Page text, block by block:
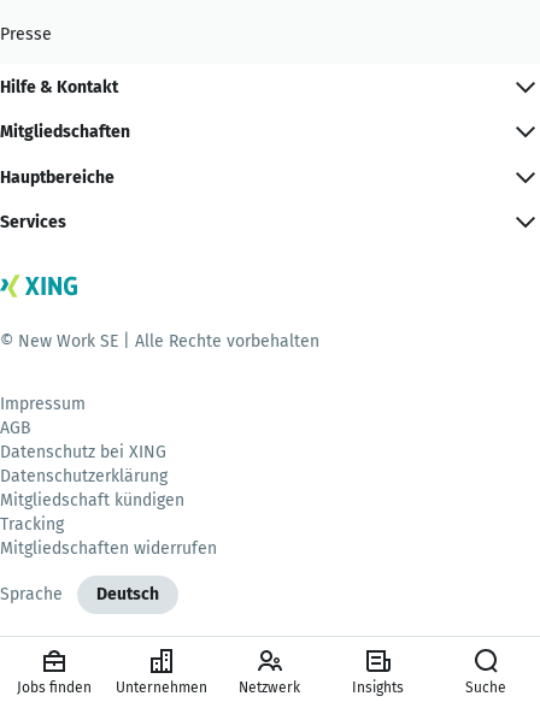
Presse
Hilfe & Kontakt
Mitgliedschaften
Hauptbereiche
Services
© New Work SE | Alle Rechte vorbehalten
Impressum
AGB
Datenschutz bei XING
Datenschutzerklärung
Mitgliedschaft kündigen
Tracking
Mitgliedschaften widerrufen
Sprache Deutsch
Jobs finden Unternehmen Netzwerk Insights Suche